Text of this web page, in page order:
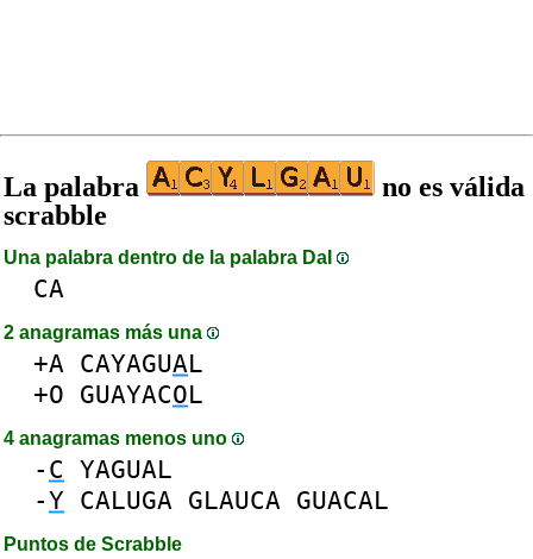
La palabra
no es válida
scrabble
Una palabra dentro de la palabra DaI
CA
2 anagramas más una
+A CAYAGUAL
+O GUAYACOL
4 anagramas menos uno
- C YAGUAL
-Y CALUGA GLAUCA GUACAL
Puntos de Scrabble